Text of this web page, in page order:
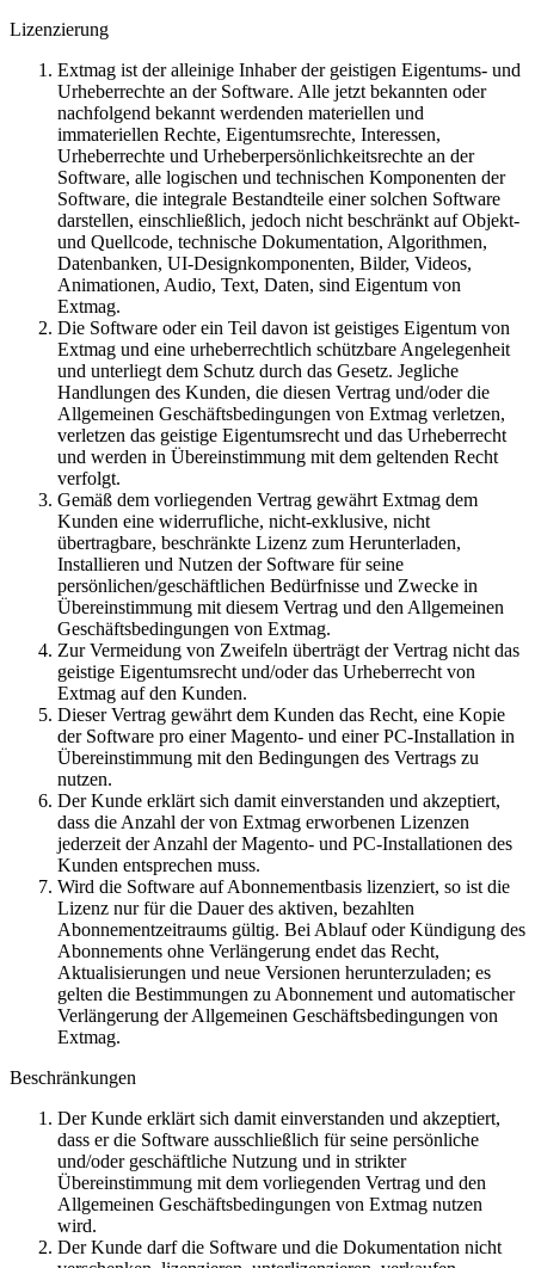
Lizenzierung
Extmag ist der alleinige Inhaber der geistigen Eigentums- und
Urheberrechte an der Software. Alle jetzt bekannten oder
nachfolgend bekannt werdenden materiellen und
immateriellen Rechte, Eigentumsrechte, Interessen,
Urheberrechte und Urheberpersönlichkeitsrechte an der
Software, alle logischen und technischen Komponenten der
Software, die integrale Bestandteile einer solchen Software
darstellen, einschließlich, jedoch nicht beschränkt auf Objekt-
und Quellcode, technische Dokumentation, Algorithmen,
Datenbanken, UI-Designkomponenten, Bilder, Videos,
Animationen, Audio, Text, Daten, sind Eigentum von
Extmag.
Die Software oder ein Teil davon ist geistiges Eigentum von
Extmag und eine urheberrechtlich schützbare Angelegenheit
und unterliegt dem Schutz durch das Gesetz. Jegliche
Handlungen des Kunden, die diesen Vertrag und/oder die
Allgemeinen Geschäftsbedingungen von Extmag verletzen,
verletzen das geistige Eigentumsrecht und das Urheberrecht
und werden in Übereinstimmung mit dem geltenden Recht
verfolgt.
Gemäß dem vorliegenden Vertrag gewährt Extmag dem
Kunden eine widerrufliche, nicht-exklusive, nicht
übertragbare, beschränkte Lizenz zum Herunterladen,
Installieren und Nutzen der Software für seine
persönlichen/geschäftlichen Bedürfnisse und Zwecke in
Übereinstimmung mit diesem Vertrag und den Allgemeinen
Geschäftsbedingungen von Extmag.
Zur Vermeidung von Zweifeln überträgt der Vertrag nicht das
geistige Eigentumsrecht und/oder das Urheberrecht von
Extmag auf den Kunden.
Dieser Vertrag gewährt dem Kunden das Recht, eine Kopie
der Software pro einer Magento- und einer PC-Installation in
Übereinstimmung mit den Bedingungen des Vertrags zu
nutzen.
Der Kunde erklärt sich damit einverstanden und akzeptiert,
dass die Anzahl der von Extmag erworbenen Lizenzen
jederzeit der Anzahl der Magento- und PC-Installationen des
Kunden entsprechen muss.
Wird die Software auf Abonnementbasis lizenziert, so ist die
Lizenz nur für die Dauer des aktiven, bezahlten
Abonnementzeitraums gültig. Bei Ablauf oder Kündigung des
Abonnements ohne Verlängerung endet das Recht,
Aktualisierungen und neue Versionen herunterzuladen; es
gelten die Bestimmungen zu Abonnement und automatischer
Verlängerung der Allgemeinen Geschäftsbedingungen von
Extmag.
Beschränkungen
Der Kunde erklärt sich damit einverstanden und akzeptiert,
dass er die Software ausschließlich für seine persönliche
und/oder geschäftliche Nutzung und in strikter
Übereinstimmung mit dem vorliegenden Vertrag und den
Allgemeinen Geschäftsbedingungen von Extmag nutzen
wird.
Der Kunde darf die Software und die Dokumentation nicht